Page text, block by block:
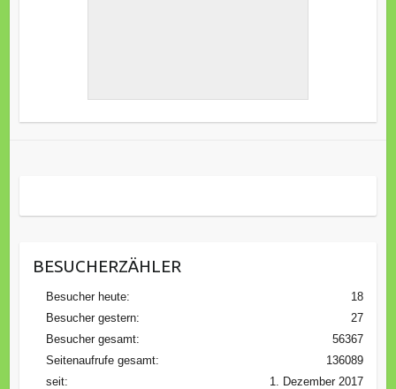
BESUCHERZÄHLER
18
Besucher heute:
27
Besucher gestern:
56367
Besucher gesamt:
136089
Seitenaufrufe gesamt:
1. Dezember 2017
seit: